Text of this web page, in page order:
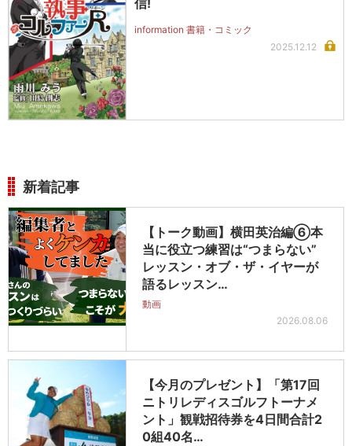
information 書籍・コミック
2025.12.12
新着記事
【トーク動画】横田英治編⑥本
当に役立つ練習は“つまらない”
レッスン・オブ・ザ・イヤーが
語るレッスン…
動画
2026.08.06
【今月のプレゼント】「第17回
ニトリレディスゴルフトーナメ
ント」観戦招待券を4日間合計2
0組40名…